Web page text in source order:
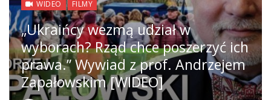
WIDEO FILMY
„Ukraińcy wezmą udział w
wyborach? Rząd chce poszerzyć ich
prawa.” Wywiad z prof. Andrzejem
Zapałowskim [WIDEO]